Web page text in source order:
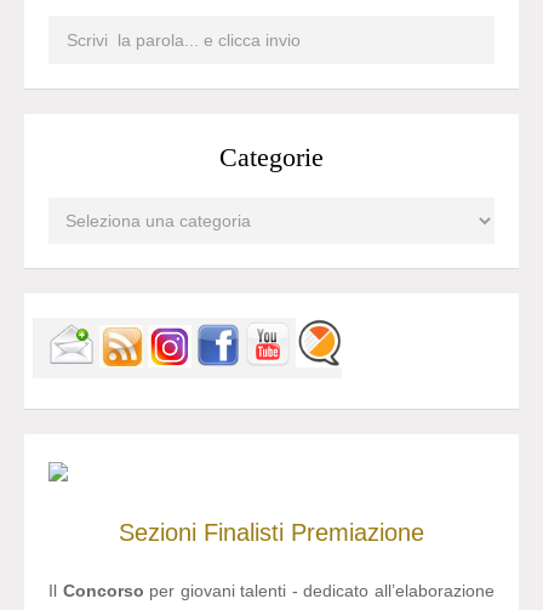
Categorie
Sezioni Finalisti Premiazione
Il Concorso per giovani talenti - dedicato all’elaborazione